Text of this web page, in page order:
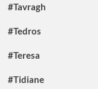
#Tavragh
#Tedros
#Teresa
#Tidiane